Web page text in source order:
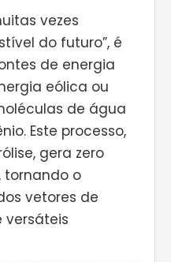
vezes
do futuro”, é
de energia
eólica ou
de água
Este processo,
gera zero
tornando o
vetores de
versáteis